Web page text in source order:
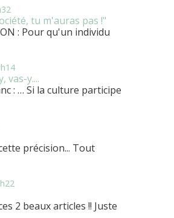
tu m'auras pas !"
: Pour qu'un individu
vas-y....
: … Si la culture participe
précision... Tout
2 beaux articles !! Juste